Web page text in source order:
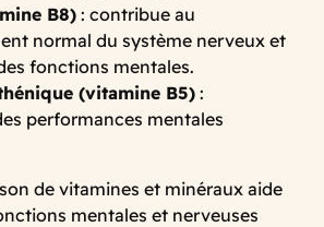
B8) : contribue au
normal du système nerveux et
fonctions mentales.
(vitamine B5) :
performances mentales
de vitamines et minéraux aide
mentales et nerveuses